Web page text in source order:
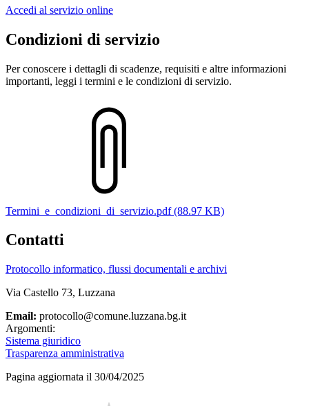
Accedi al servizio online
Condizioni di servizio
Per conoscere i dettagli di scadenze, requisiti e altre informazioni
importanti, leggi i termini e le condizioni di servizio.
Termini_e_condizioni_di_servizio.pdf (88.97 KB)
Contatti
Protocollo informatico, flussi documentali e archivi
Via Castello 73, Luzzana
Email: protocollo@comune.luzzana.bg.it
Argomenti:
Sistema giuridico
Trasparenza amministrativa
Pagina aggiornata il 30/04/2025